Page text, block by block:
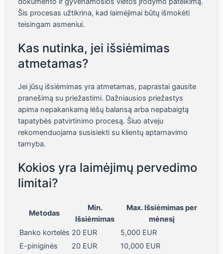
Šis procesas užtikrina, kad laimėjimai būtų išmokėti
teisingam asmeniui.
Kas nutinka, jei išsiėmimas
atmetamas?
Jei jūsų išsiėmimas yra atmetamas, paprastai gausite
pranešimą su priežastimi. Dažniausios priežastys
apima nepakankamą lėšų balansą arba nepabaigtą
tapatybės patvirtinimo procesą. Šiuo atveju
rekomenduojama susisiekti su klientų aptarnavimo
tarnyba.
Kokios yra laimėjimų pervedimo
limitai?
Metodas
Min.
Išsiėmimas
Max. Išsiėmimas per
mėnesį
Banko kortelės 20 EUR
5,000 EUR
E-piniginės
20 EUR
10,000 EUR